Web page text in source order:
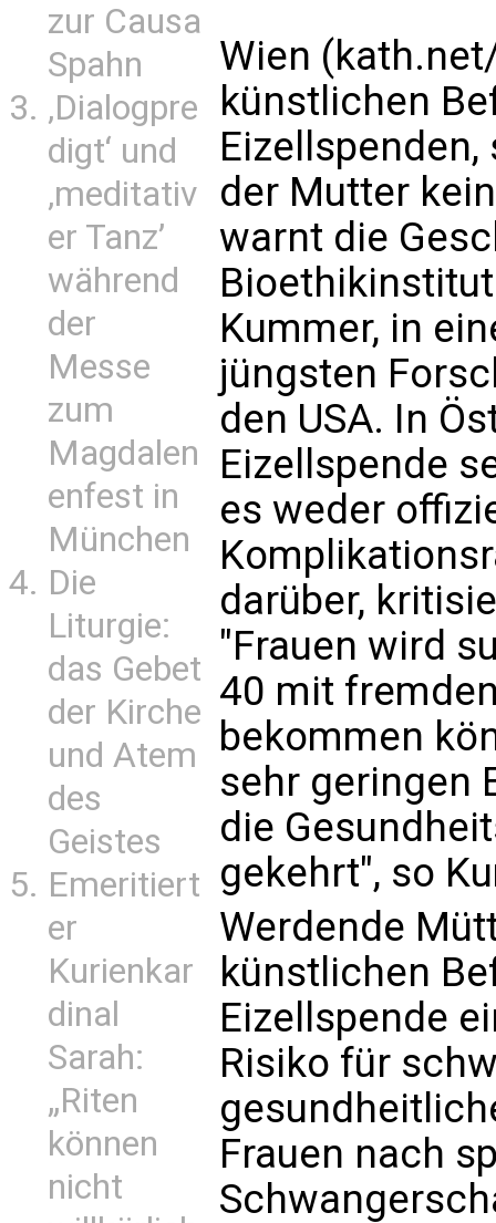
zur Causa
Spahn
‚Dialogpre
digt‘ und
‚meditativ
er Tanz’
während
der
Messe
zum
Magdalen
enfest in
München
Die
Liturgie:
das Gebet
der Kirche
und Atem
des
Geistes
Emeritiert
er
Kurienkar
dinal
Sarah:
„Riten
können
nicht
Wien
künstlichen
der Mutter
warnt die
Kummer, in
jüngsten
den USA. In
Eizellspende
es weder
darüber,
"Frauen wird
40 mit
bekommen
sehr geringen
die
gekehrt", so
Werdende
künstlichen
Eizellspende
Risiko für
Frauen nach